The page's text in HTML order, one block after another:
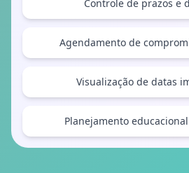
Controle de prazos e
Agendamento de
Visualização de datas
Planejamento